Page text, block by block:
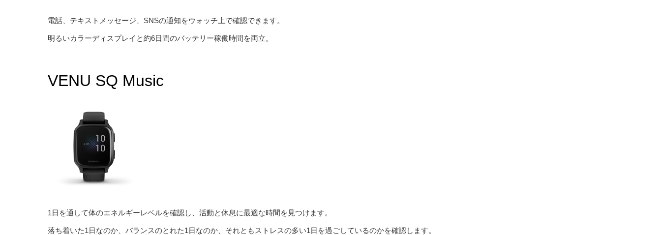
電話、テキストメッセージ、SNSの通知をウォッチ上で確認できます。
明るいカラーディスプレイと約6日間のバッテリー稼働時間を両立。
VENU SQ Music
1日を通して体のエネルギーレベルを確認し、活動と休息に最適な時間を見つけます。
落ち着いた1日なのか、バランスのとれた1日なのか、それともストレスの多い1日を過ごしているのかを確認します。